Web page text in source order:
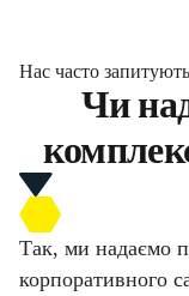
Нас часто запитують
Чи
Так, ми надаємо
корпоративного